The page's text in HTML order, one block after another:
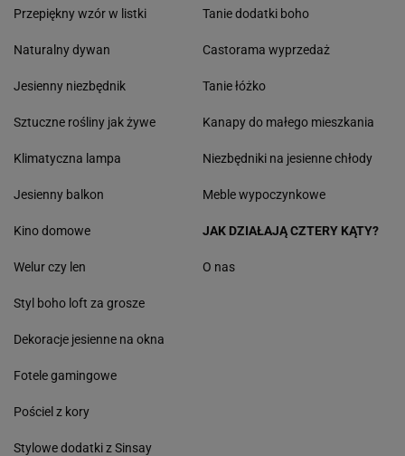
Przepiękny wzór w listki
Naturalny dywan
Jesienny niezbędnik
Sztuczne rośliny jak żywe
Klimatyczna lampa
Jesienny balkon
Tanie dodatki boho
Castorama wyprzedaż
Tanie łóżko
Kanapy do małego mieszkania
Niezbędniki na jesienne chłody
Meble wypoczynkowe
Kino domowe
Welur czy len
Styl boho loft za grosze
Dekoracje jesienne na okna
Fotele gamingowe
Pościel z kory
Stylowe dodatki z Sinsay
JAK DZIAŁAJĄ CZTERY KĄTY?
O nas